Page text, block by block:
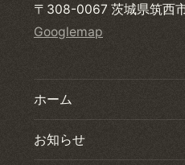
〒308-0067 茨城県筑西
Googlemap
ホーム
お知らせ